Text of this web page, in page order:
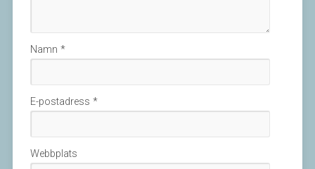
Namn *
E-postadress *
Webbplats